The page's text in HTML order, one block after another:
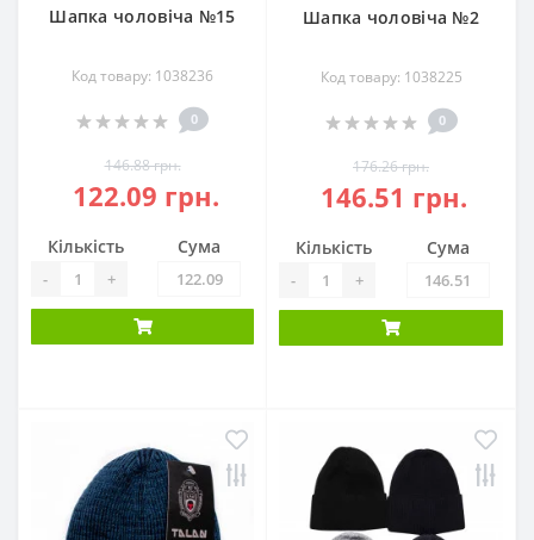
Шапка чоловіча №15
Код товару: 1038236
0
146.88 грн.
122.09 грн.
Кількість
- +
Сума
Шапка чоловіча №2
Код товару: 1038225
0
176.26 грн.
146.51 грн.
Кількість
- +
Сума